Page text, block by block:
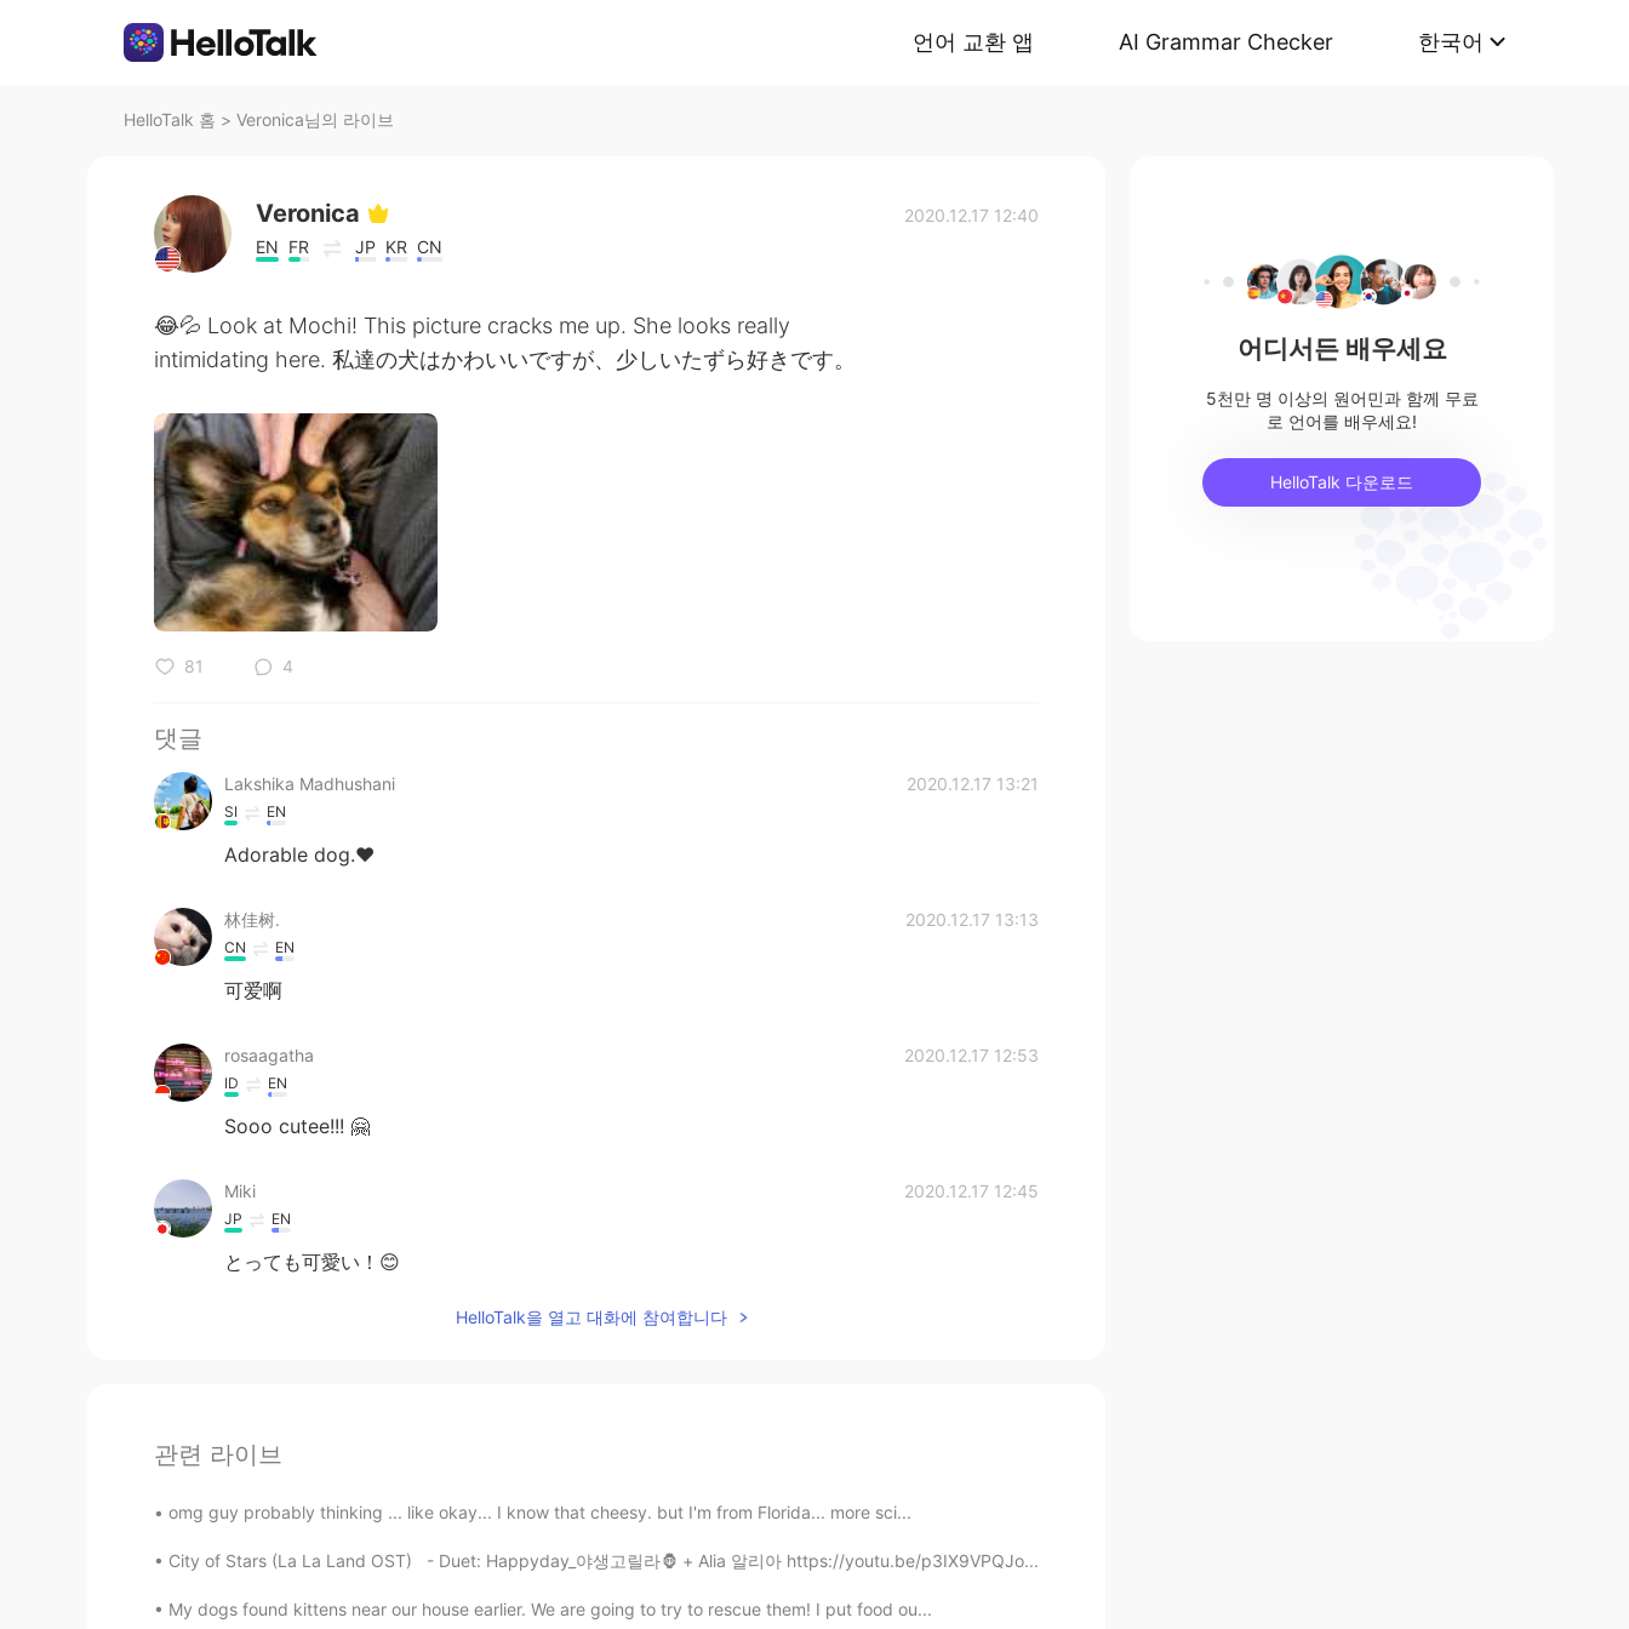
언어 교환 앱 AI Grammar Checker 한국어
HelloTalk 홈 > Veronica님의 라이브
Veronica
EN FR JP KR CN
2020.12.17 12:40
😂💦 Look at Mochi! This picture cracks me up. She looks really
intimidating here. 私達の犬はかわいいですが、少しいたずら好きです。
81 4
댓글
Lakshika Madhushani 2020.12.17 13:21
SI EN
Adorable dog.❤️
林佳树. 2020.12.17 13:13
CN EN
可爱啊
rosaagatha 2020.12.17 12:53
ID EN
Sooo cutee!!! 🤗
Miki 2020.12.17 12:45
JP EN
とっても可愛い！😊
HelloTalk을 열고 대화에 참여합니다
관련 라이브
omg guy probably thinking ... like okay... I know that cheesy. but I'm from Florida... more sci...
City of Stars (La La Land OST) - Duet: Happyday_야생고릴라🦍 + Alia 알리아 https://youtu.be/p3IX9VPQJo...
My dogs found kittens near our house earlier. We are going to try to rescue them! I put food ou...
어디서든 배우세요
5천만 명 이상의 원어민과 함께 무료
로 언어를 배우세요!
HelloTalk 다운로드